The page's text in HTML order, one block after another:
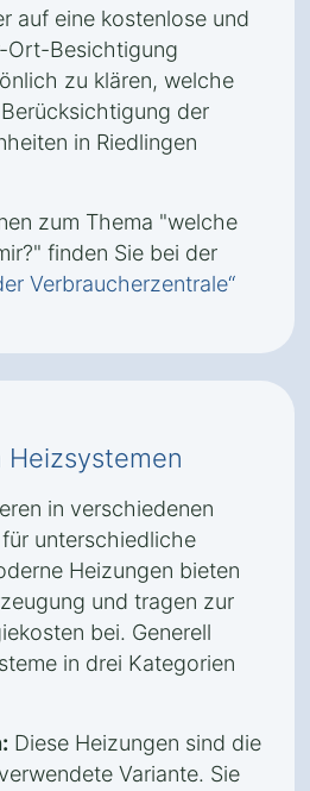
auf eine kostenlose und
Ort-Besichtigung
zu klären, welche
der
in Riedlingen
zum Thema "welche
finden Sie bei der
Verbraucherzentrale“
Heizsystemen
in verschiedenen
unterschiedliche
Heizungen bieten
und tragen zur
bei. Generell
in drei Kategorien
Diese Heizungen sind die
Variante. Sie